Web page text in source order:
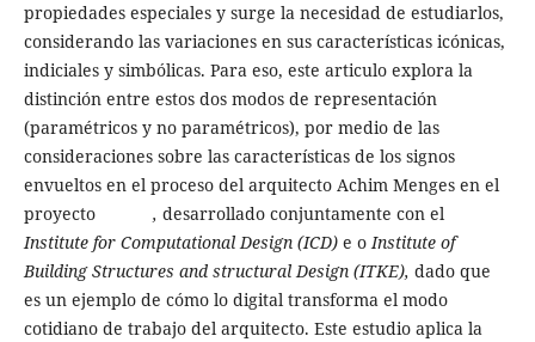
propiedades especiales y surge la necesidad de estudiarlos,
considerando las variaciones en sus características icónicas,
indiciales y simbólicas. Para eso, este articulo explora la
distinción entre estos dos modos de representación
(paramétricos y no paramétricos), por medio de las
consideraciones sobre las características de los signos
envueltos en el proceso del arquitecto Achim Menges en el
proyecto
, desarrollado conjuntamente con el
Institute for Computational Design (ICD) e oInstitute of
Building Structures and structural Design (ITKE), dado que
es un ejemplo de cómo lo digital transforma el modo
cotidiano de trabajo del arquitecto. Este estudio aplica la